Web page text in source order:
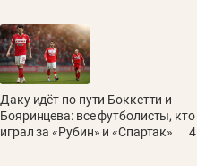
Даку идёт по пути Боккетти и
Бояринцева: все футболисты, кто
играл за «Рубин» и «Спартак»
4